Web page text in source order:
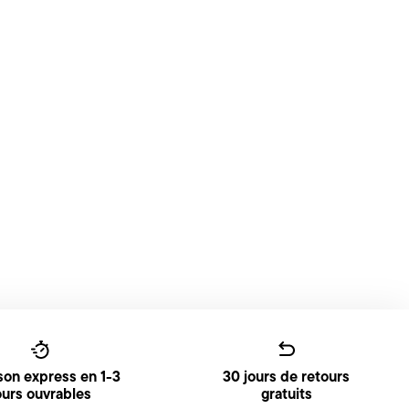
express en 1-3
ouvrables
30 jours de retours
gratuits